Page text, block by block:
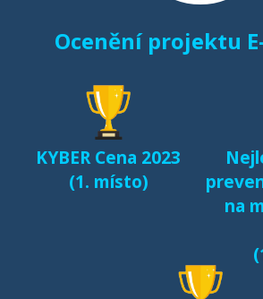
Ocenění projektu
KYBER Cena 2023
(1. místo)
na